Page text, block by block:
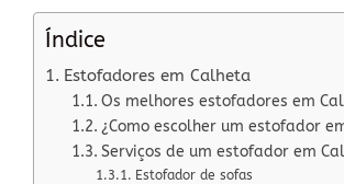
Índice
Estofadores em Calheta
Os melhores estofadores em
¿Como escolher um estofador
Serviços de um estofador em
Estofador de sofas